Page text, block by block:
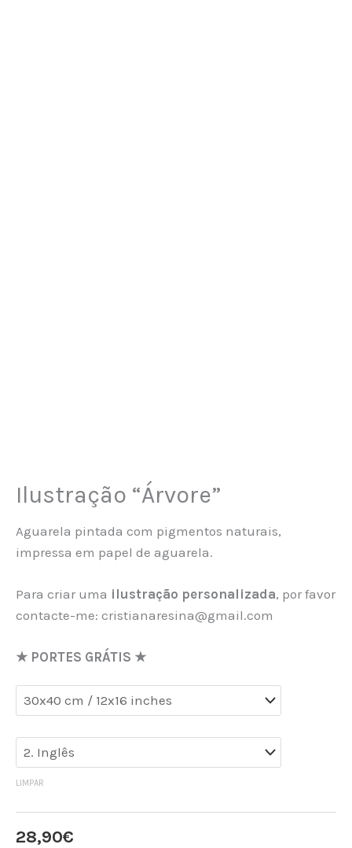
Ilustração “Árvore”
Aguarela pintada com pigmentos naturais,
impressa em papel de aguarela.
Para criar uma ilustração personalizada, por favor
contacte-me: cristianaresina@gmail.com
★ PORTES GRÁTIS ★
LIMPAR
28,90€